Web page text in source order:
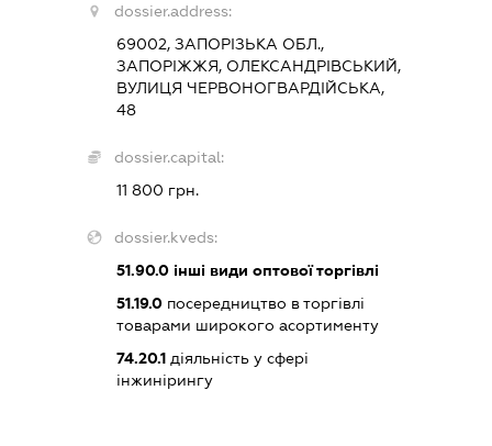
dossier.address:
69002, ЗАПОРІЗЬКА ОБЛ.,
ЗАПОРІЖЖЯ, ОЛЕКСАНДРІВСЬКИЙ,
ВУЛИЦЯ ЧЕРВОНОГВАРДІЙСЬКА,
48
dossier.capital:
11 800 грн.
dossier.kveds:
51.90.0інші види оптової торгівлі
51.19.0посередництво в торгівлі
товарами широкого асортименту
74.20.1діяльність у сфері
інжинірингу